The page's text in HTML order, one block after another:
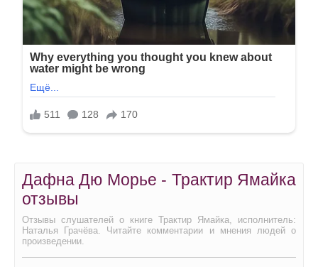
Дафна Дю Морье - Трактир Ямайка
отзывы
Отзывы слушателей о книге Трактир Ямайка, исполнитель:
Наталья Грачёва. Читайте комментарии и мнения людей о
произведении.